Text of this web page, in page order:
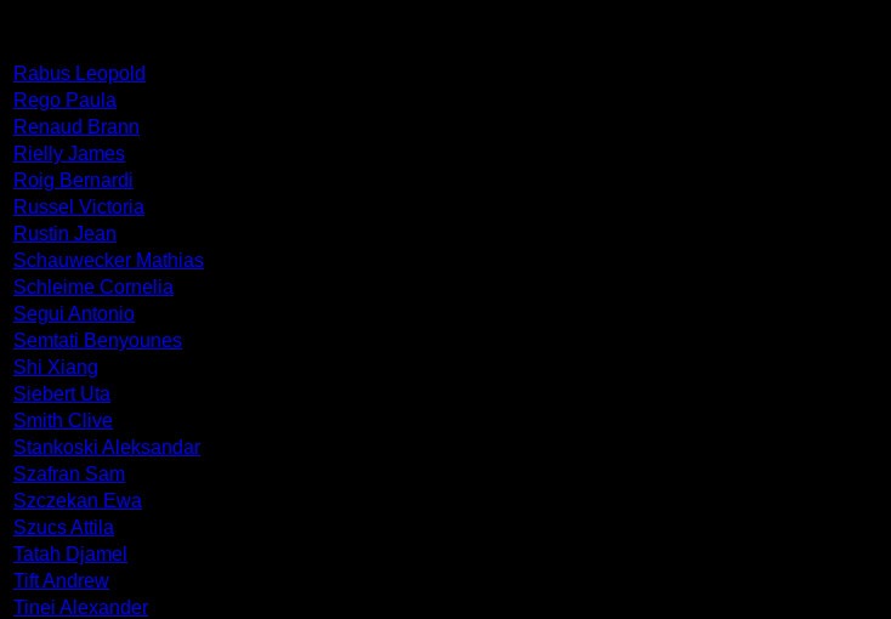
Rabus Leopold
Rego Paula
Renaud Brann
Rielly James
Roig Bernardi
Russel Victoria
Rustin Jean
Schauwecker Mathias
Schleime Cornelia
Segui Antonio
Semtati Benyounes
Shi Xiang
Siebert Uta
Smith Clive
Stankoski Aleksandar
Szafran Sam
Szczekan Ewa
Szucs Attila
Tatah Djamel
Tift Andrew
Tinei Alexander